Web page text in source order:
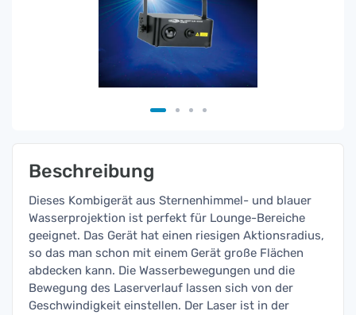
Beschreibung
Dieses Kombigerät aus Sternenhimmel- und blauer
Wasserprojektion ist perfekt für Lounge-Bereiche
geeignet. Das Gerät hat einen riesigen Aktionsradius,
so das man schon mit einem Gerät große Flächen
abdecken kann. Die Wasserbewegungen und die
Bewegung des Laserverlauf lassen sich von der
Geschwindigkeit einstellen. Der Laser ist in der